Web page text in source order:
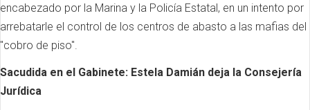
encabezado por la Marina y la Policía Estatal, en un intento por
arrebatarle el control de los centros de abasto a las mafias del
"cobro de piso".
Sacudida en el Gabinete: Estela Damián deja la Consejería
Jurídica